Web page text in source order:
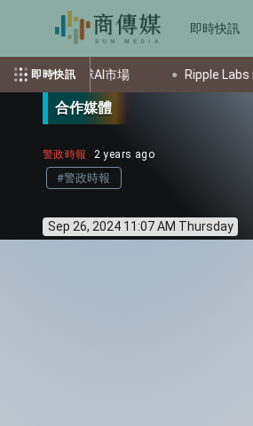
即時快訊
即時快訊
AI市場 Ripple Labs 獲歐盟 MiCA
合作媒體
警政時報 2 years ago
#警政時報
Sep 26, 2024 11:07 AM Thursday